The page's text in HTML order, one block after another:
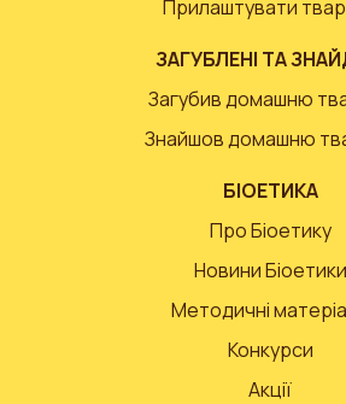
Прилаштувати
ЗАГУБЛЕНІ ТА
Загубив домашню
Знайшов домашню
БІОЕТИКА
Про Біоетику
Новини Біоетики
Методичні
Конкурси
Акції